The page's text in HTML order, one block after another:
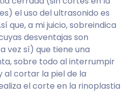
el uso del ultrasonido es
que, a mi juicio, sobreindica
desventajas son
vez sí) que tiene una
sobre todo al interrumpir
al cortar la piel de la
el corte en la rinoplastia